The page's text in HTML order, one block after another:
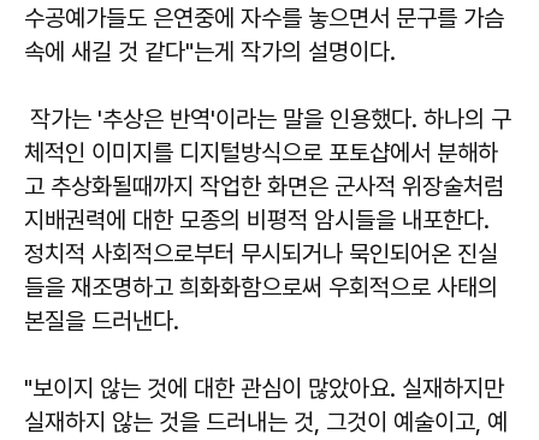
수공예가들도 은연중에 자수를 놓으면서 문구를 가슴
속에 새길 것 같다"는게 작가의 설명이다.
작가는 '추상은 반역'이라는 말을 인용했다. 하나의 구
체적인 이미지를 디지털방식으로 포토샵에서 분해하
고 추상화될때까지 작업한 화면은 군사적 위장술처럼
지배권력에 대한 모종의 비평적 암시들을 내포한다.
정치적 사회적으로부터 무시되거나 묵인되어온 진실
들을 재조명하고 희화화함으로써 우회적으로 사태의
본질을 드러낸다.
"보이지 않는 것에 대한 관심이 많았아요. 실재하지만
실재하지 않는 것을 드러내는 것, 그것이 예술이고, 예